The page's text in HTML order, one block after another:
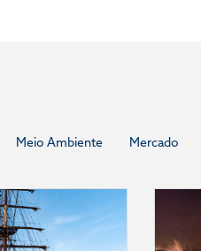
Meio Ambiente Mercado